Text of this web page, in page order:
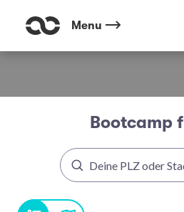
Menu
Bootcamp